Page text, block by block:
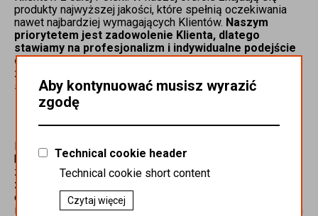
produkty najwyższej jakości, które spełnią oczekiwania
nawet najbardziej wymagających Klientów. Naszym
priorytetem jest zadowolenie Klienta, dlatego
stawiamy na profesjonalizm i indywidualne podejście
do każdego zlecenia. Serdecznie zapraszamy do
zapoznania się z asortymentem naszej hurtowni oraz
składania zamówień.
Kim jesteśmy?
Firma Magnat działa na rynku od kilkunastu lat, w ciągu
których nieustannie rozwijamy się, poszerzamy ofertę i
zdobywamy nowych Klientów.W naszym asortymencie
znajdują się zróżnicowane produkty dla wielu branż
od artykułów rolniczo-ogrodniczych, poprzez opakowania
i naczynia jednorazowe, aż po
Aby kontynuować musisz wyrazić
zgodę
Technical cookie header
Technical cookie short content
Czytaj więcej